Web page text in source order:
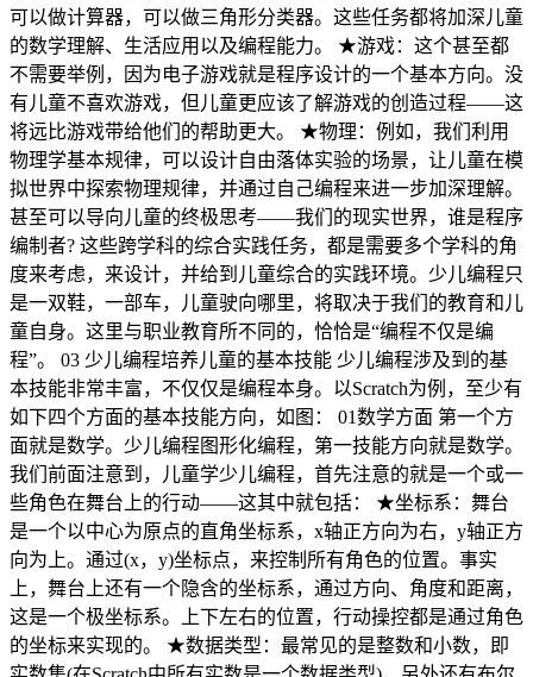
可以做计算器，可以做三角形分类器。这些任务都将加深儿童
的数学理解、生活应用以及编程能力。 ★游戏：这个甚至都
不需要举例，因为电子游戏就是程序设计的一个基本方向。没
有儿童不喜欢游戏，但儿童更应该了解游戏的创造过程——这
将远比游戏带给他们的帮助更大。 ★物理：例如，我们利用
物理学基本规律，可以设计自由落体实验的场景，让儿童在模
拟世界中探索物理规律，并通过自己编程来进一步加深理解。
甚至可以导向儿童的终极思考——我们的现实世界，谁是程序
编制者? 这些跨学科的综合实践任务，都是需要多个学科的角
度来考虑，来设计，并给到儿童综合的实践环境。少儿编程只
是一双鞋，一部车，儿童驶向哪里，将取决于我们的教育和儿
童自身。这里与职业教育所不同的，恰恰是“编程不仅是编
程”。 03 少儿编程培养儿童的基本技能 少儿编程涉及到的基
本技能非常丰富，不仅仅是编程本身。以Scratch为例，至少有
如下四个方面的基本技能方向，如图： 01数学方面 第一个方
面就是数学。少儿编程图形化编程，第一技能方向就是数学。
我们前面注意到，儿童学少儿编程，首先注意的就是一个或一
些角色在舞台上的行动——这其中就包括： ★坐标系：舞台
是一个以中心为原点的直角坐标系，x轴正方向为右，y轴正方
向为上。通过(x，y)坐标点，来控制所有角色的位置。事实
上，舞台上还有一个隐含的坐标系，通过方向、角度和距离，
这是一个极坐标系。上下左右的位置，行动操控都是通过角色
的坐标来实现的。 ★数据类型：最常见的是整数和小数，即